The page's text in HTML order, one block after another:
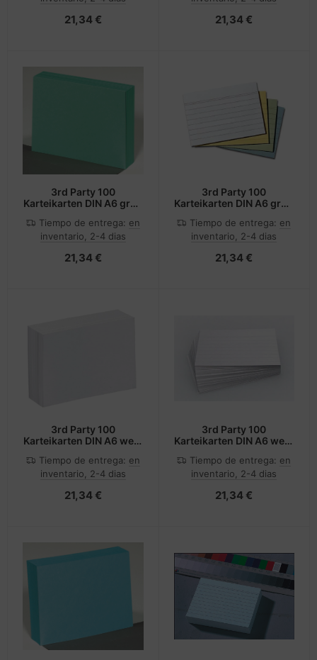
21,34 € 21,34 €
3rd Party 100
Karteikarten DIN A6 grün
Tiempo de entrega: en
inventario, 2-4 dias
21,34 €
3rd Party 100
Karteikarten DIN A6 grün
Tiempo de entrega: en
inventario, 2-4 dias
21,34 €
3rd Party 100
Karteikarten DIN A6 weiß
Tiempo de entrega: en
inventario, 2-4 dias
21,34 €
3rd Party 100
Karteikarten DIN A6 weiß
Tiempo de entrega: en
inventario, 2-4 dias
21,34 €